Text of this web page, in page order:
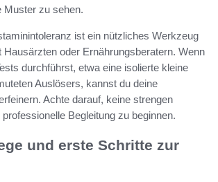
Muster zu sehen.
ist ein nützliches Werkzeug
oder Ernährungsberatern. Wenn
durchführst, etwa eine isolierte kleine
Auslösers, kannst du deine
Achte darauf, keine strengen
Begleitung zu beginnen.
und erste Schritte zur